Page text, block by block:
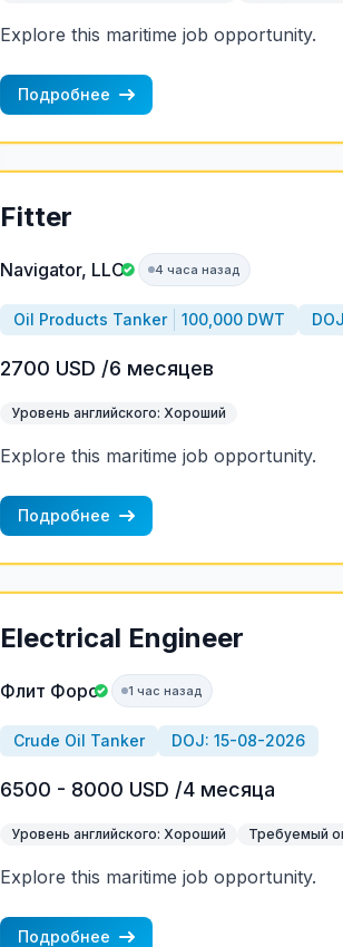
Explore this maritime job opportunity.
Подробнее
Fitter
Navigator, LLC 4 часа назад
Oil Products Tanker 100,000 DWT
2700 USD /6 месяцев
Уровень английского: Хороший
Explore this maritime job opportunity.
Подробнее
Electrical Engineer
Флит Форс 1 час назад
Crude Oil Tanker DOJ: 15-08-2026
6500 - 8000 USD /4 месяца
Уровень английского: Хороший Требуемый
Explore this maritime job opportunity.
Подробнее